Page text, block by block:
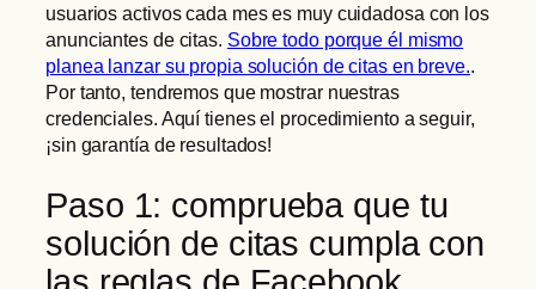
usuarios activos cada mes es muy cuidadosa con los
anunciantes de citas. Sobre todo porque él mismo
planea lanzar su propia solución de citas en breve..
Por tanto, tendremos que mostrar nuestras
credenciales. Aquí tienes el procedimiento a seguir,
¡sin garantía de resultados!
Paso 1: comprueba que tu
solución de citas cumpla con